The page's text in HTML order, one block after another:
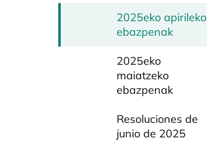
2025eko apirileko
ebazpenak
2025eko
maiatzeko
ebazpenak
Resoluciones de
junio de 2025